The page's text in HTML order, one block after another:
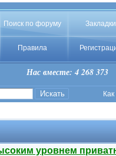
Поиск по форуму Закладки
Правила
Нас вместе: 4 268 373
уровнем